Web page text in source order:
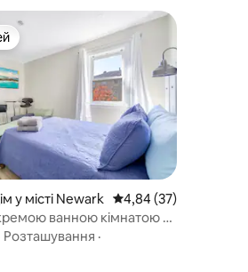
у місті Newark Середня оцінка: 4,84
4,84 (37)
ванною кімнатою за
від NWKPenn
Розташування ·